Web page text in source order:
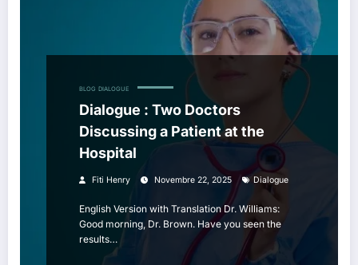
BLOG DIALOGUE
Dialogue : Two Doctors
Discussing a Patient at the
Hospital
Fiti Henry Novembre 22, 2025 Dialogue
English Version with Translation Dr. Williams:
Good morning, Dr. Brown. Have you seen the
results…